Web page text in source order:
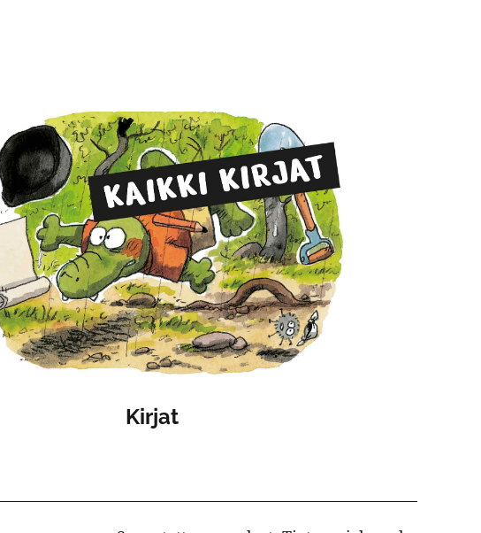
Kirjat